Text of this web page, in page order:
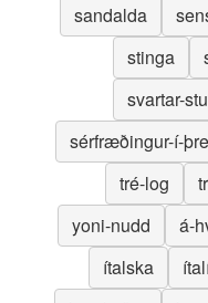
sandalda
stinga
svartar-
sérfræðingur-í-
tré-log
yoni-nudd
á-
ítalska